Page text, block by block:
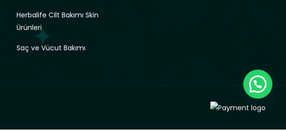
Herbalife Cilt Bakımı Skin
Ürünleri
Saç ve Vücut Bakımı